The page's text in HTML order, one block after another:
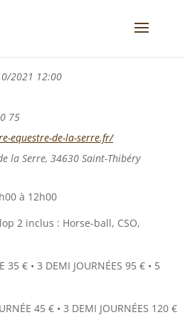
2021 12:00
75
equestre-de-la-serre.fr/
la Serre, 34630 Saint-Thibéry
à 12h00
2 inclus : Horse-ball, CSO,
35 € • 3 DEMI JOURNÉES 95 € • 5
45 € • 3 DEMI JOURNÉES 120 €